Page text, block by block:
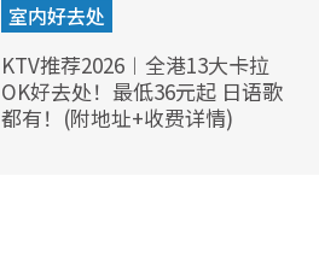
室内好去处
KTV推荐2026︱全港13大卡拉
OK好去处！最低36元起 日语歌
都有！(附地址+收费详情)